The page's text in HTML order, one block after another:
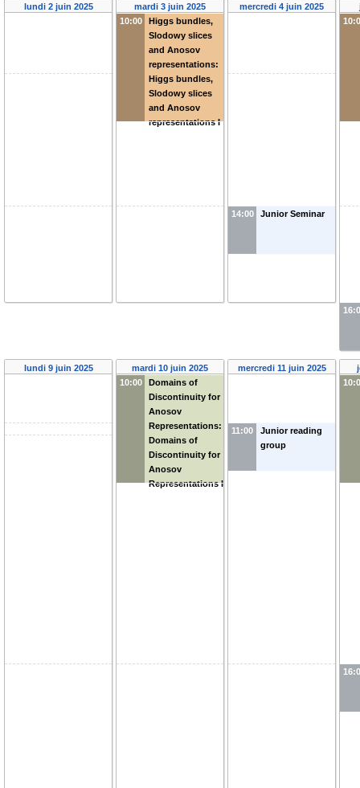
lundi 2 juin 2025
mardi 3 juin 2025
10:00
Higgs bundles,
Slodowy slices
and Anosov
representations:
Higgs bundles,
Slodowy slices
and Anosov
representations I
mercredi 4 juin 2025
14:00 Junior Seminar
lundi 9 juin 2025
mardi 10 juin 2025
10:00
Domains of
Discontinuity for
Anosov
Representations:
Domains of
Discontinuity for
Anosov
Representations I
mercredi 11 juin 2025
11:00
Junior reading
group